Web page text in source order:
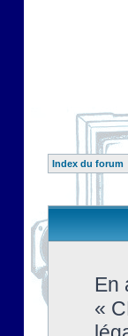
Index du forum
En
«